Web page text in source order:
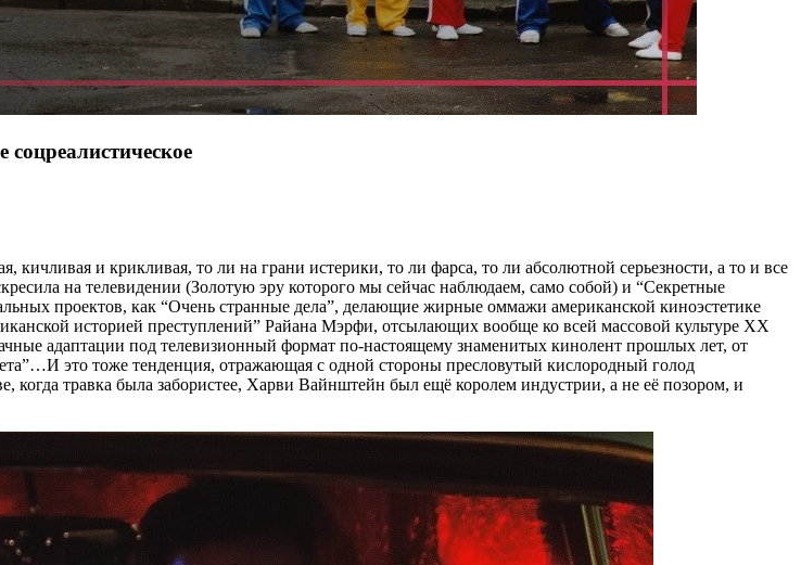
соцреалистическое
и крикливая, то ли на грани истерики, то ли фарса, то ли абсолютной серьезности, а то и все
на телевидении (Золотую эру которого мы сейчас наблюдаем, само собой) и “Секретные
проектов, как “Очень странные дела”, делающие жирные оммажи американской киноэстетике
историей преступлений” Райана Мэрфи, отсылающих вообще ко всей массовой культуре ХХ
адаптации под телевизионный формат по-настоящему знаменитых кинолент прошлых лет, от
это тоже тенденция, отражающая с одной стороны пресловутый кислородный голод
травка была забористее, Харви Вайнштейн был ещё королем индустрии, а не её позором, и